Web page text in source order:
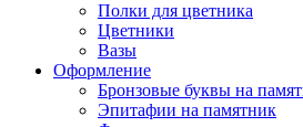
Полки для цветника
Цветники
Вазы
Оформление
Бронзовые буквы на
Эпитафии на памятник